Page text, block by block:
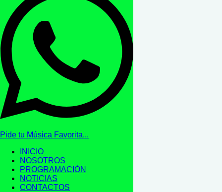
Pide tu Música Favorita...
INICIO
NOSOTROS
PROGRAMACIÓN
NOTICIAS
CONTACTOS